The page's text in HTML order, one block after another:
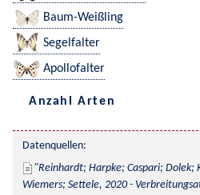
Baum-Weißling
Segelfalter
Apollofalter
Anzahl Arten
Datenquellen:
Reinhardt; Harpke; Caspari; Dolek;
Wiemers; Settele, 2020 -